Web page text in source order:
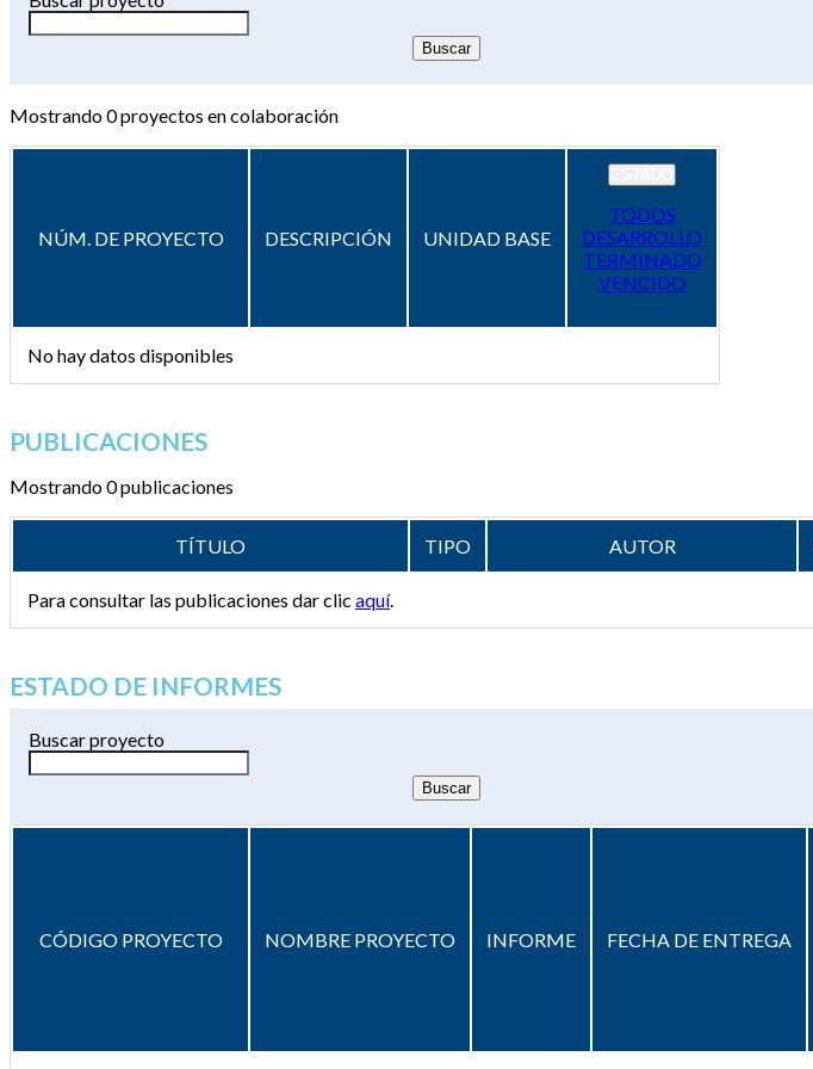
Mostrando0proyectos en colaboración
NÚM. DE PROYECTO DESCRIPCIÓN UNIDAD BASE
TODOS
DESARROLLO
TERMINADO
VENCIDO
No hay datos disponibles
PUBLICACIONES
Mostrando 0 publicaciones
TÍTULO TIPO AUTOR
Para consultar las publicaciones dar clic aquí.
ESTADO DE INFORMES
Buscar proyecto
CÓDIGO PROYECTO NOMBRE PROYECTO INFORME FECHA DE ENTREGA